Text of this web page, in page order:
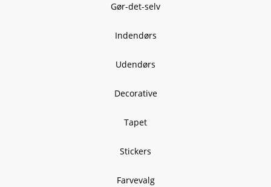
Gør-det-selv
Indendørs
Udendørs
Decorative
Tapet
Stickers
Farvevalg